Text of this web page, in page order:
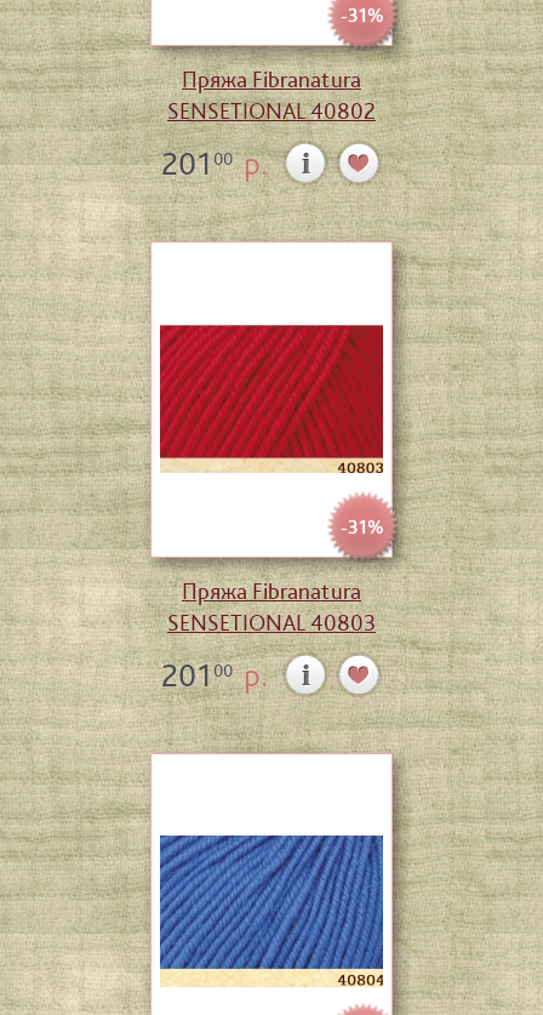
-31%
Пряжа Fibranatura
SENSETIONAL 40802
20100р.
-31%
Пряжа Fibranatura
SENSETIONAL 40803
20100р.